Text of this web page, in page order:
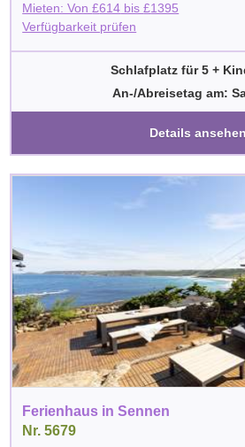
Mieten: Von£614 bis£1395
Verfügbarkeit prüfen
Schlafplatz für 5 +
An-/Abreisetag am:
Details ansehen
Ferienhaus in Sennen
Nr. 5679